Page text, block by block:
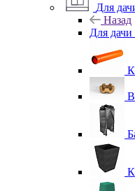
Для
Назад
Для дачи